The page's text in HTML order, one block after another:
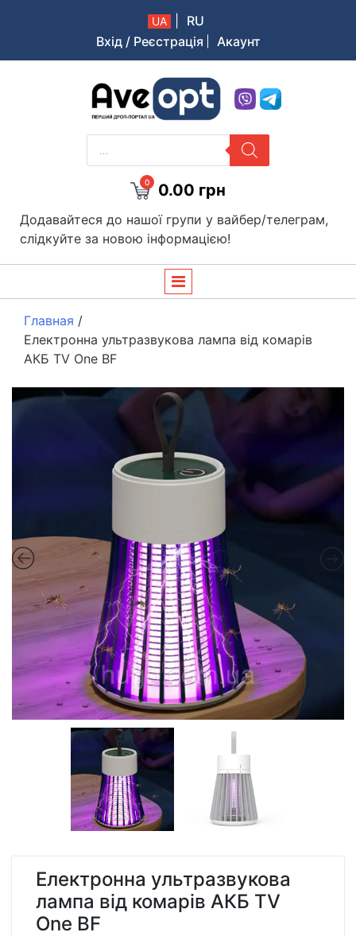
UA
RU
Вхід / Реєстрація
Акаунт
Aveopt – оптова дропшипінг платформа в Україні
PRODUCTS
SEARCH
0 0.00 грн
Додавайтеся до нашої групи у вайбер/телеграм,
слідкуйте за новою інформацією!
Главная /
Електронна ультразвукова лампа від комарів
AКБ TV One BF
Електронна ультразвукова
лампа від комарів AКБ TV
One BF